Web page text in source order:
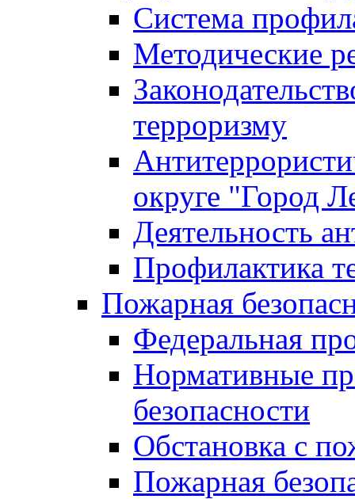
Система
Методические
терроризму
округе "Город
Деятельность
Профилактика
Пожарная
Федеральная
Нормативные
безопасности
Обстановка с
Пожарная